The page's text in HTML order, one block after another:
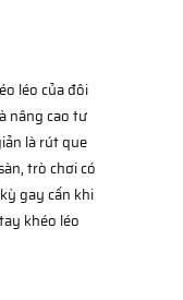
léo của đôi
nâng cao tư
là rút que
trò chơi có
gay cấn khi
khéo léo